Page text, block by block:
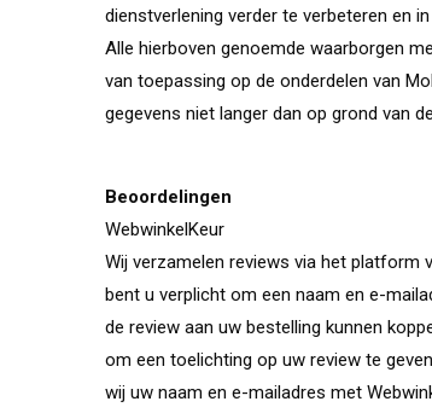
dienstverlening verder te verbeteren en
Alle hierboven genoemde waarborgen
van toepassing op de onderdelen van
gegevens niet langer dan op grond van
Beoordelingen
WebwinkelKeur
Wij verzamelen reviews via het platform
bent u verplicht om een naam en e-
de review aan uw bestelling kunnen
om een toelichting op uw review te
wij uw naam en e-mailadres met